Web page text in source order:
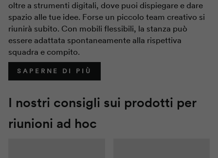
oltre a strumenti digitali, dove puoi dispiegare e dare
spazio alle tue idee. Forse un piccolo team creativo si
riunirà subito. Con mobili flessibili, la stanza può
essere adattata spontaneamente alla rispettiva
squadra e compito.
SAPERNE DI PIÙ
I nostri consigli sui prodotti per
riunioni ad hoc